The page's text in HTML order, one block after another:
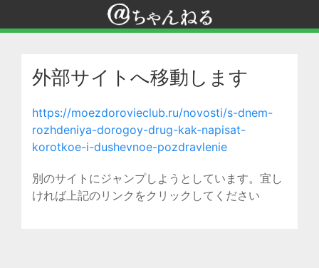
外部サイトへ移動します
https://moezdorovieclub.ru/novosti/s-dnem-
rozhdeniya-dorogoy-drug-kak-napisat-
korotkoe-i-dushevnoe-pozdravlenie
別のサイトにジャンプしようとしています。宜し
ければ上記のリンクをクリックしてください